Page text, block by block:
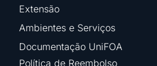
Extensão
Ambientes e Serviços
Documentação UniFOA
Política de Reembolso